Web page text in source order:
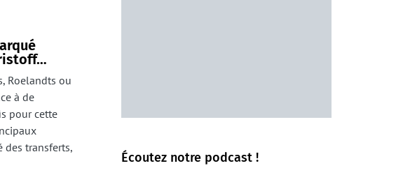
Roelandts ou
à de
pour cette
des transferts,
Écoutez notre podcast !